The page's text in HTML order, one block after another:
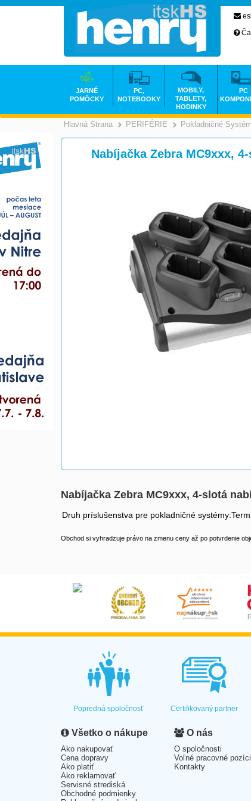
Hlavná Strana >
PERIFÉRIE >
Pokladničné
Nabíjačka Zebra MC9xxx,
Nabíjačka Zebra MC9xxx, 4-slotá
Druh príslušenstva pre pokladničné
Obchod si vyhradzuje právo na zmenu ceny až po potvrdenie
JARNÉ
POMÔCKY
PC,
NOTEBOOKY
MOBILY,
TABLETY,
HODINKY
PC
Popredná spoločnosť Certifikovaný partner
Všetko o nákupe
Ako nakupovať
Cena dopravy
Ako platiť
Ako reklamovať
Servisné strediská
Obchodné podmienky
O nás
O spoločnosti
Voľné pracovné
Kontakty